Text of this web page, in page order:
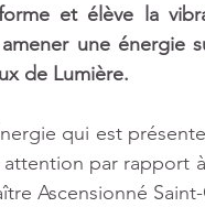
et élève la
une énergie
de Lumière.
qui est
par rapport
Ascensionné